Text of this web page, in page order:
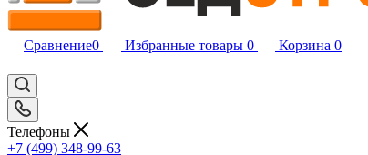
Сравнение0 Избранные товары 0 Корзина 0
Телефоны
+7 (499) 348-99-63